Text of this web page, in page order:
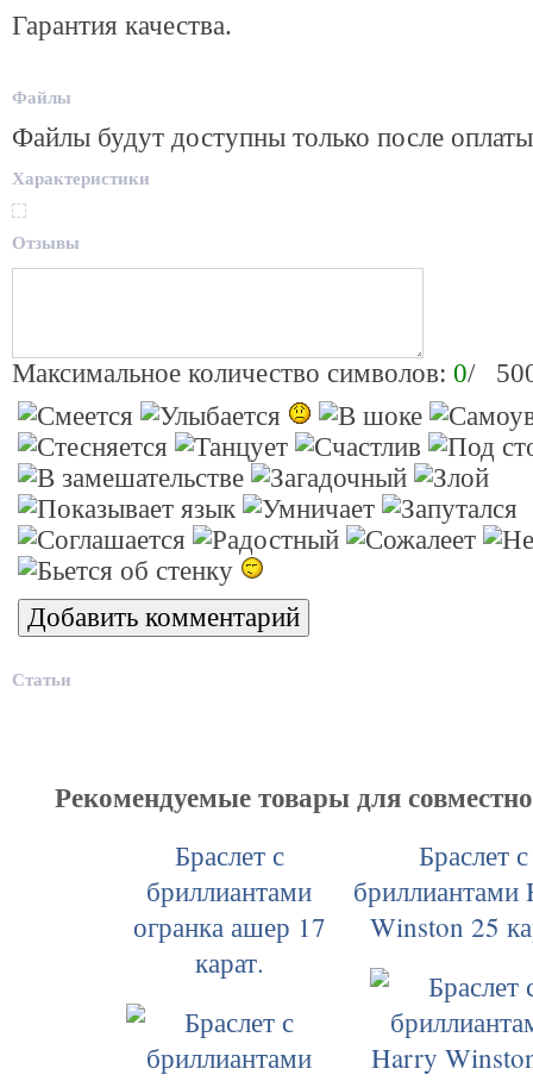
Гарантия качества.
Файлы
Файлы будут доступны только после оплаты
Характеристики
Отзывы
Максимальное количество символов: 0/
Статьи
Рекомендуемые товары для
Браслет с
бриллиантами
огранка ашер 17
карат.
Браслет с
бриллиантами
Winston 25